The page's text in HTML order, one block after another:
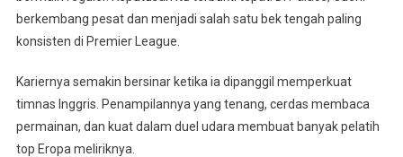
berkembang pesat dan menjadi salah satu bek tengah paling
konsisten di Premier League.
Kariernya semakin bersinar ketika ia dipanggil memperkuat
timnas Inggris. Penampilannya yang tenang, cerdas membaca
permainan, dan kuat dalam duel udara membuat banyak pelatih
top Eropa meliriknya.